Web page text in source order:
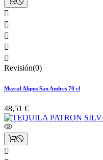





Revisión(0)
Mezcal Alipus San Andres 70 cl
48,51 €
